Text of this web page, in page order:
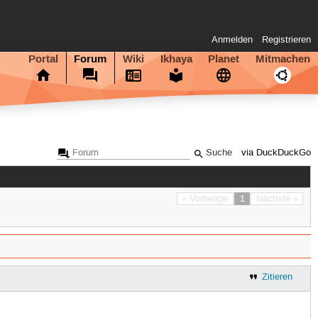
Anmelden Registrieren
Portal Forum Wiki Ikhaya Planet Mitmachen
via DuckDuckGo
« Vorherige 1 Nächste »
Zitieren